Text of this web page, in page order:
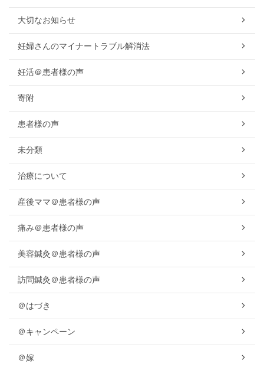
大切なお知らせ
妊婦さんのマイナートラブル解消法
妊活＠患者様の声
寄附
患者様の声
未分類
治療について
産後ママ＠患者様の声
痛み＠患者様の声
美容鍼灸＠患者様の声
訪問鍼灸＠患者様の声
＠はづき
＠キャンペーン
＠嫁